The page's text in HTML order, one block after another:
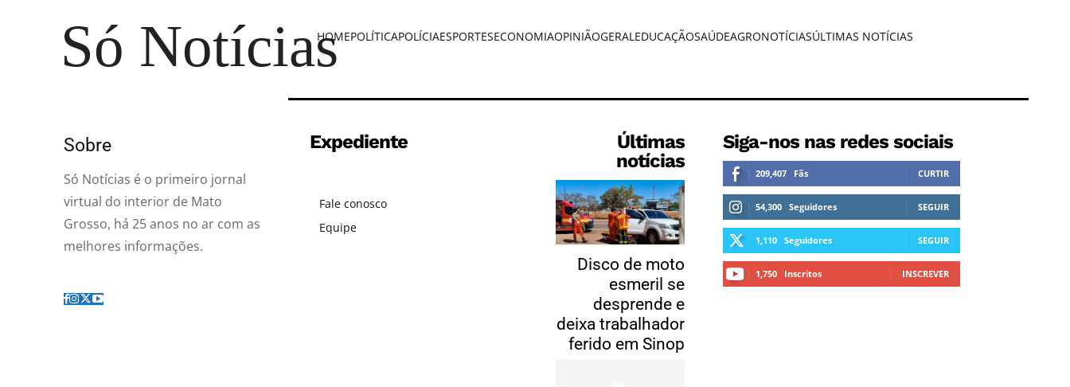
Só Notícias
HOMEPOLÍTICAPOLÍCIAESPORTESECONOMIAOPINIÃOGERALEDUCAÇÃOSAÚDEAGRONOTÍCIASÚLTIMAS NOTÍCIAS
Sobre
Só Notícias é o primeiro jornal
virtual do interior de Mato
Grosso, há 25 anos no ar com as
melhores informações.
Expediente
Fale conosco
Equipe
Últimas
notícias
Disco de moto
esmeril se
desprende e
deixa trabalhador
ferido em Sinop
Siga-nos nas redes sociais
209,407 Fãs CURTIR
54,300 Seguidores SEGUIR
1,110 Seguidores SEGUIR
1,750 Inscritos INSCREVER